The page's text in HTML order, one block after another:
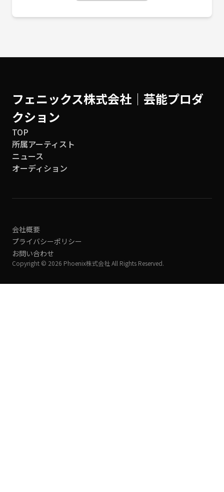
フェニックス株式会社│芸能プロダ
クション
TOP
所属アーティスト
ニュース
オーディション
会社概要
プライバシーポリシー
お問い合わせ
Copyright © 2026 Phoenix株式会社 All Rights Reserved.